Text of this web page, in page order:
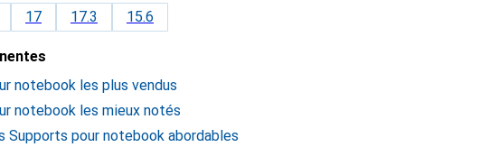
17 17.3 15.6
notebook les plus vendus
notebook les mieux notés
Supports pour notebook abordables